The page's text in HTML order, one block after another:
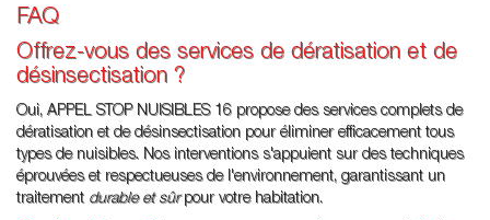
FAQ
Offrez-vous des services de dératisation et de
désinsectisation ?
Oui, APPEL STOP NUISIBLES 16 propose des services complets de
dératisation et de désinsectisation pour éliminer efficacement tous
types de nuisibles. Nos interventions s'appuient sur des techniques
éprouvées et respectueuses de l'environnement, garantissant un
traitement durable et sûrpour votre habitation.